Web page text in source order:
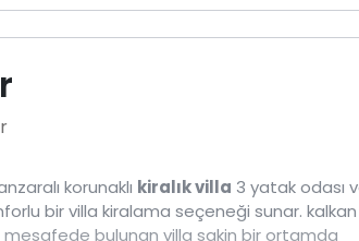
korunaklı kiralık villa 3 yatak odası
bir villa kiralama seçeneği sunar. kalkan
bulunan villa sakin bir ortamda